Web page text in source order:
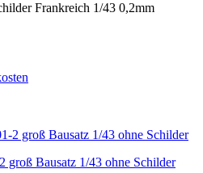
Frankreich 1/43 0,2mm
groß Bausatz 1/43 ohne Schilder